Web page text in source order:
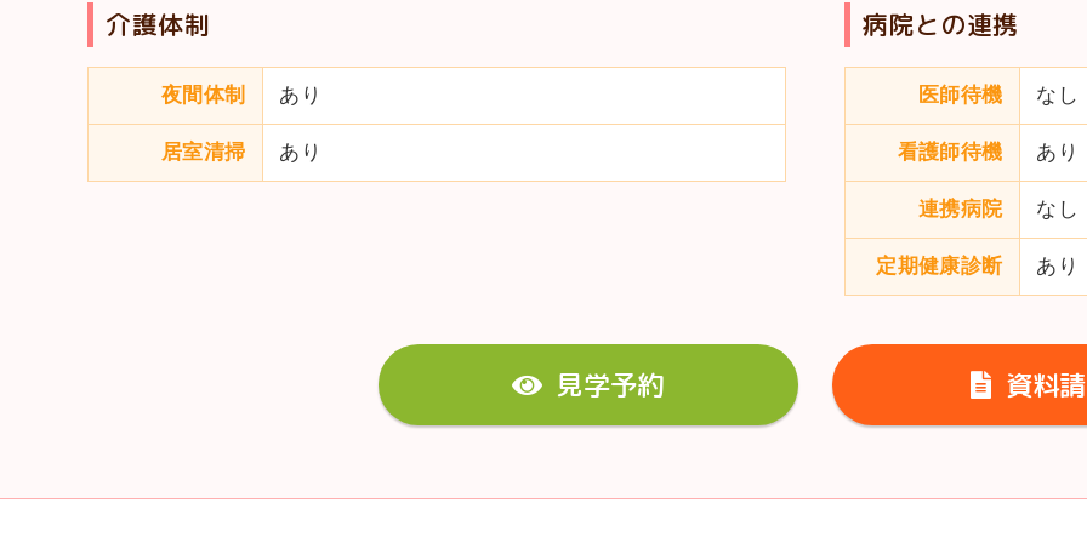
介護体制
夜間体制 あり
居室清掃 あり
病院との連携
医師待機 なし
看護師待機 あり
連携病院 なし
定期健康診断 あり
見学予約 資料